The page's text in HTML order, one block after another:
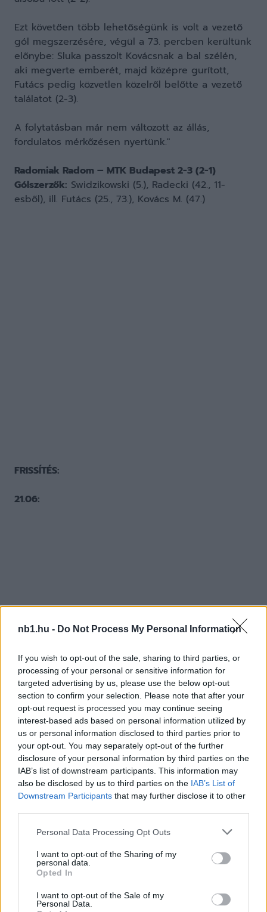
nb1.hu - Do Not Process My Personal Information
If you wish to opt-out of the sale, sharing to third parties, or
processing of your personal or sensitive information for
targeted advertising by us, please use the below opt-out
section to confirm your selection. Please note that after your
opt-out request is processed you may continue seeing
interest-based ads based on personal information utilized by
us or personal information disclosed to third parties prior to
your opt-out. You may separately opt-out of the further
disclosure of your personal information by third parties on the
IAB’s list of downstream participants. This information may
also be disclosed by us to third parties on the IAB’s List of
Downstream Participants that may further disclose it to other
Please note that this website/app uses one or more Google
not limited to your visit or usage behaviour. You may click to
grant or deny consent to Google and its third-party tags to
use your data for below specified purposes in below Google
consent section.
Personal Data Processing Opt Outs
I want to opt-out of the Sharing of my
personal data.
Opted In
I want to opt-out of the Sale of my
Personal Data.
Ezt követően több lehetőségünk is volt a vezető
gól megszerzésére, végül a 73. percben kerültünk
előnybe: Sluka passzolt Kovácsnak a bal szélén,
aki megverte emberét, majd középre gurított,
Futács pedig közvetlen közelről belőtte a vezető
találatot (2-3).
A folytatásban már nem változott az állás,
fordulatos mérkőzésen nyertünk."
Radomiak Radom – MTK Budapest 2-3 (2-1)
Gólszerzők: Swidzikowski (5.), Radecki (42., 11-
esből), ill. Futács (25., 73.), Kovács M. (47.)
FRISSÍTÉS:
21.06: